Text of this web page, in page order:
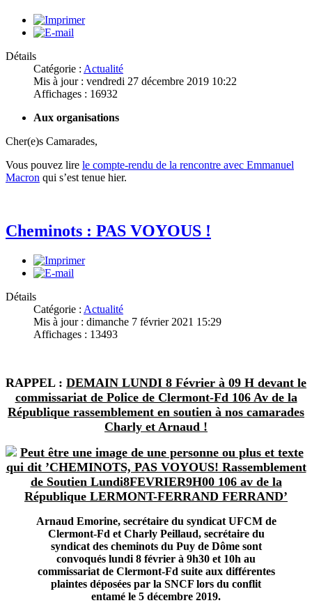
Détails
Catégorie : Actualité
Mis à jour : vendredi 27 décembre 2019 10:22
Affichages : 16932
Aux organisations
Cher(e)s Camarades,
Vous pouvez lire le compte-rendu de la rencontre avec Emmanuel
Macron qui s’est tenue hier.
Cheminots : PAS VOYOUS !
Détails
Catégorie : Actualité
Mis à jour : dimanche 7 février 2021 15:29
Affichages : 13493
RAPPEL : DEMAIN LUNDI 8 Février à 09 H devant le
commissariat de Police de Clermont-Fd 106 Av de la
République rassemblement en soutien à nos camarades
Charly et Arnaud !
Arnaud Emorine, secrétaire du syndicat UFCM de
Clermont-Fd et Charly Peillaud, secrétaire du
syndicat des cheminots du Puy de Dôme sont
convoqués lundi 8 février à 9h30 et 10h au
commissariat de Clermont-Fd suite aux différentes
plaintes déposées par la SNCF lors du conflit
entamé le 5 décembre 2019.